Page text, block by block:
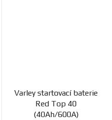
Varley startovací baterie
Red Top 40
(40Ah/600A)